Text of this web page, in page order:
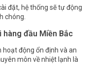
đặt, hệ thống sẽ tự động
chóng.
hàng đầu Miền Bắc
động ổn định và an
môn về nhiệt lạnh là